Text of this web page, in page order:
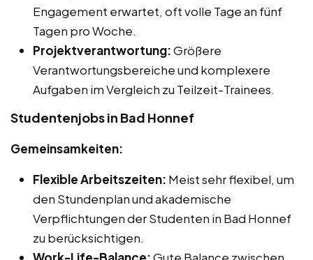
Engagement erwartet, oft volle Tage an fünf
Tagen pro Woche.
Projektverantwortung:Größere
Verantwortungsbereiche und komplexere
Aufgaben im Vergleich zu Teilzeit-Trainees.
Studentenjobs in Bad Honnef
Gemeinsamkeiten:
Flexible Arbeitszeiten: Meist sehr flexibel, um
den Stundenplan und akademische
Verpflichtungen der Studenten in Bad Honnef
zu berücksichtigen.